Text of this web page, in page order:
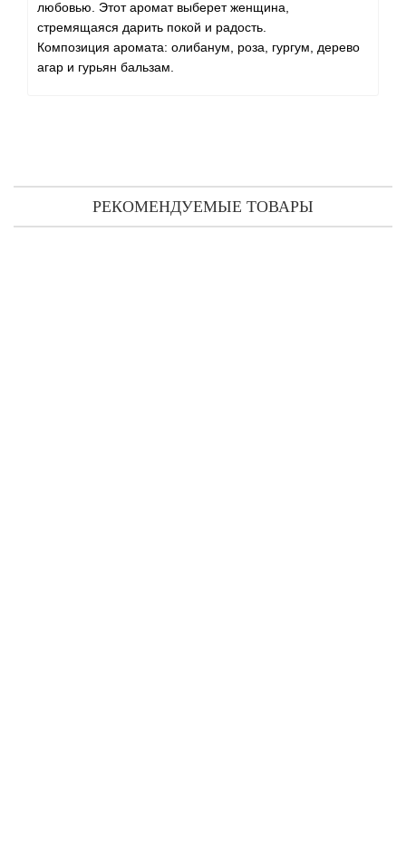
любовью. Этот аромат выберет женщина,
стремящаяся дарить покой и радость.
Композиция аромата: олибанум, роза, гургум, дерево
агар и гурьян бальзам.
РЕКОМЕНДУЕМЫЕ ТОВАРЫ